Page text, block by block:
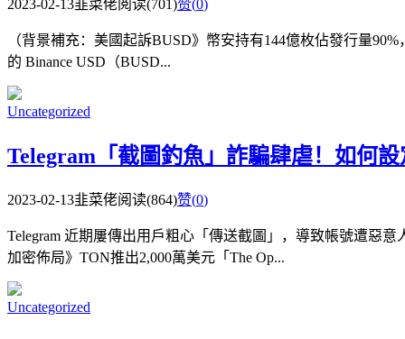
2023-02-13韭菜佬阅读(701)赞(0)
（背景補充：美國起訴BUSD》幣安持有144億枚佔發行量
的 Binance USD（BUSD...
Uncategorized
Telegram「截圖釣魚」詐騙肆虐！如何
2023-02-13韭菜佬阅读(864)赞(0)
Telegram 近期屢傳出用戶粗心「傳送截圖」，導致帳號遭惡
加密佈局》TON推出2,000萬美元「The Op...
Uncategorized